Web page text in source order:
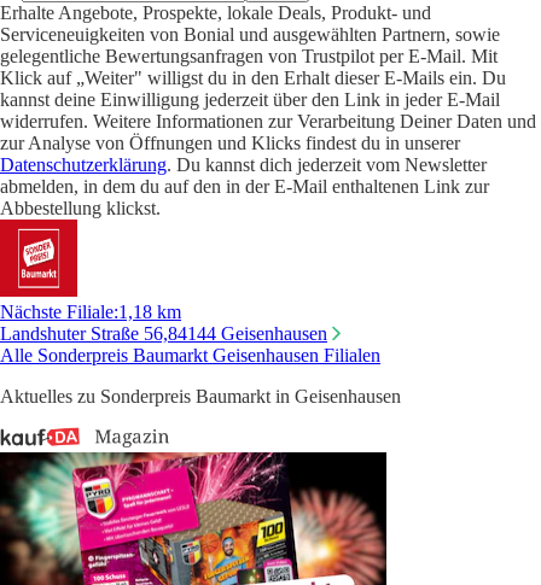
Erhalte Angebote, Prospekte, lokale Deals, Produkt- und
Serviceneuigkeiten von Bonial und ausgewählten Partnern, sowie
gelegentliche Bewertungsanfragen von Trustpilot per E-Mail. Mit
Klick auf „Weiter" willigst du in den Erhalt dieser E-Mails ein. Du
kannst deine Einwilligung jederzeit über den Link in jeder E-Mail
widerrufen. Weitere Informationen zur Verarbeitung Deiner Daten und
zur Analyse von Öffnungen und Klicks findest du in unserer
Datenschutzerklärung. Du kannst dich jederzeit vom Newsletter
abmelden, in dem du auf den in der E-Mail enthaltenen Link zur
Abbestellung klickst.
Nächste Filiale:1,18 km
Landshuter Straße 56,84144 Geisenhausen
Alle Sonderpreis Baumarkt Geisenhausen Filialen
Aktuelles zu Sonderpreis Baumarkt in Geisenhausen